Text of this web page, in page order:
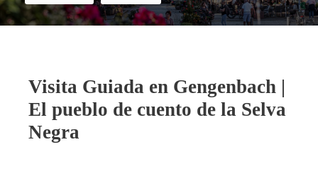
Visita Guiada en Gengenbach |
El pueblo de cuento de la Selva
Negra